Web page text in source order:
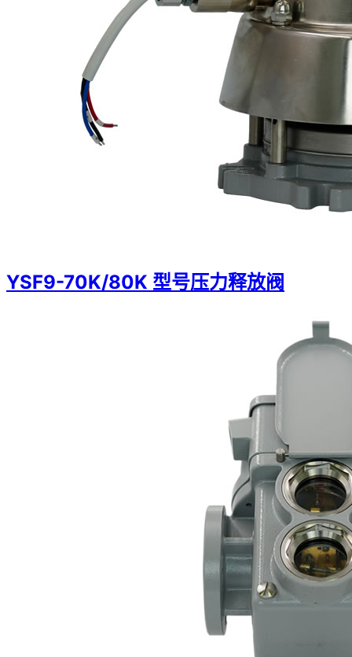
YSF9-70K/80K 型号压力释放阀